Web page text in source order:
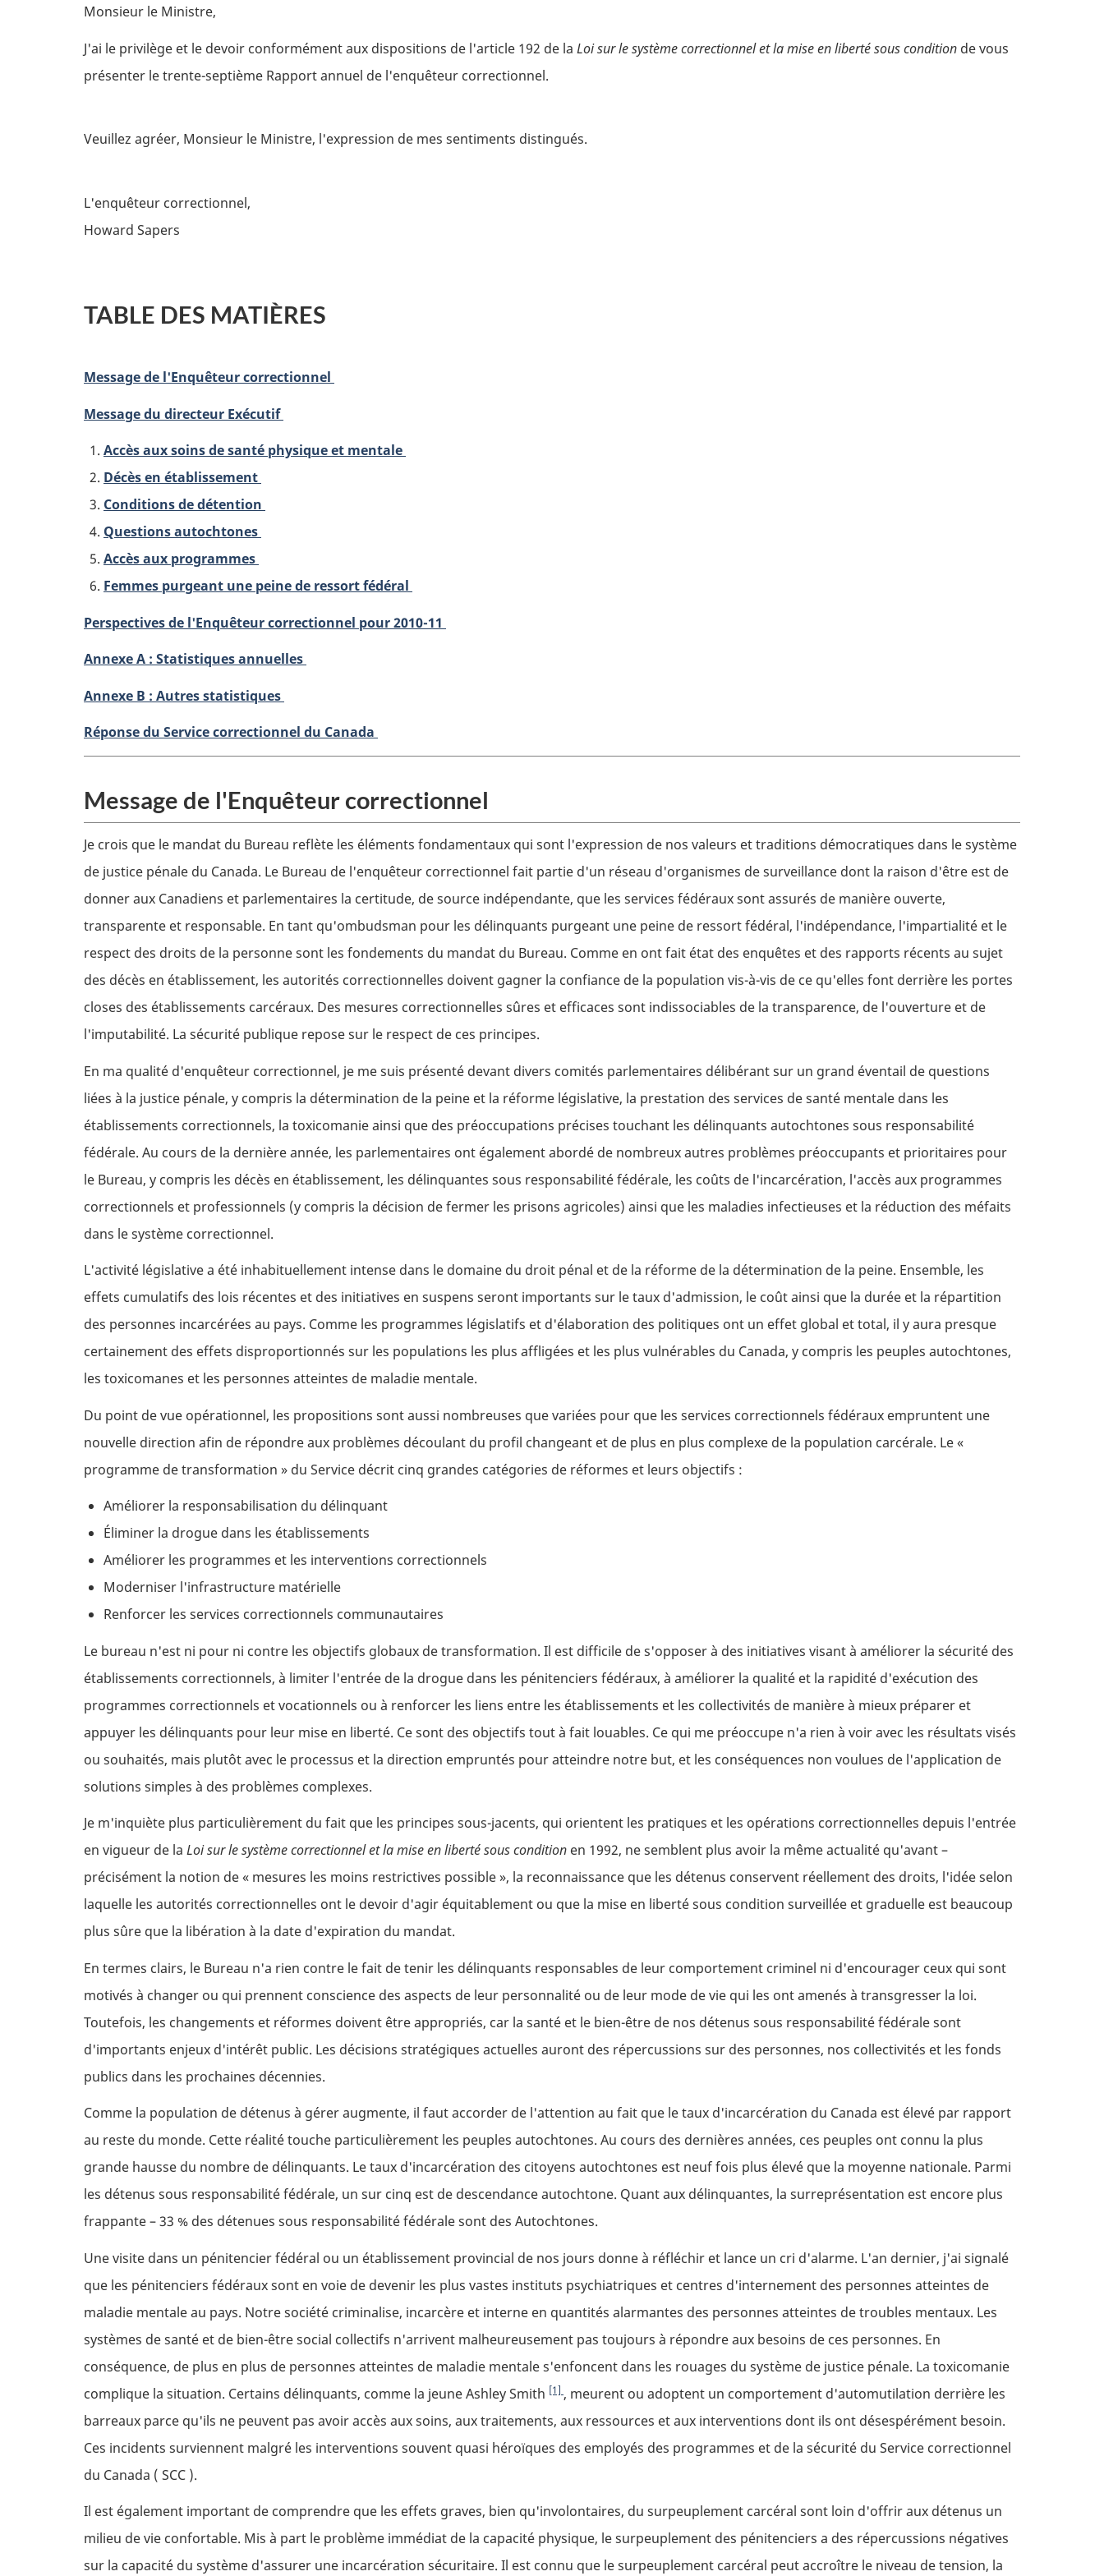
Monsieur le Ministre,
J'ai le privilège et le devoir conformément aux dispositions de l'article 192 de la Loi sur le système correctionnel et la mise en liberté sous condition de vous
présenter le trente-septième Rapport annuel de l'enquêteur correctionnel.
Veuillez agréer, Monsieur le Ministre, l'expression de mes sentiments distingués.
L'enquêteur correctionnel,
Howard Sapers
TABLE DES MATIÈRES
Message de l'Enquêteur correctionnel
Message du directeur Exécutif
Accès aux soins de santé physique et mentale
Décès en établissement
Conditions de détention
Questions autochtones
Accès aux programmes
Femmes purgeant une peine de ressort fédéral
Perspectives de l'Enquêteur correctionnel pour 2010-11
Annexe A : Statistiques annuelles
Annexe B : Autres statistiques
Réponse du Service correctionnel du Canada
Message de l'Enquêteur correctionnel
Je crois que le mandat du Bureau reflète les éléments fondamentaux qui sont l'expression de nos valeurs et traditions démocratiques dans le système
de justice pénale du Canada. Le Bureau de l'enquêteur correctionnel fait partie d'un réseau d'organismes de surveillance dont la raison d'être est de
donner aux Canadiens et parlementaires la certitude, de source indépendante, que les services fédéraux sont assurés de manière ouverte,
transparente et responsable. En tant qu'ombudsman pour les délinquants purgeant une peine de ressort fédéral, l'indépendance, l'impartialité et le
respect des droits de la personne sont les fondements du mandat du Bureau. Comme en ont fait état des enquêtes et des rapports récents au sujet
des décès en établissement, les autorités correctionnelles doivent gagner la confiance de la population vis-à-vis de ce qu'elles font derrière les portes
closes des établissements carcéraux. Des mesures correctionnelles sûres et efficaces sont indissociables de la transparence, de l'ouverture et de
l'imputabilité. La sécurité publique repose sur le respect de ces principes.
En ma qualité d'enquêteur correctionnel, je me suis présenté devant divers comités parlementaires délibérant sur un grand éventail de questions
liées à la justice pénale, y compris la détermination de la peine et la réforme législative, la prestation des services de santé mentale dans les
établissements correctionnels, la toxicomanie ainsi que des préoccupations précises touchant les délinquants autochtones sous responsabilité
fédérale. Au cours de la dernière année, les parlementaires ont également abordé de nombreux autres problèmes préoccupants et prioritaires pour
le Bureau, y compris les décès en établissement, les délinquantes sous responsabilité fédérale, les coûts de l'incarcération, l'accès aux programmes
correctionnels et professionnels (y compris la décision de fermer les prisons agricoles) ainsi que les maladies infectieuses et la réduction des méfaits
dans le système correctionnel.
L'activité législative a été inhabituellement intense dans le domaine du droit pénal et de la réforme de la détermination de la peine. Ensemble, les
effets cumulatifs des lois récentes et des initiatives en suspens seront importants sur le taux d'admission, le coût ainsi que la durée et la répartition
des personnes incarcérées au pays. Comme les programmes législatifs et d'élaboration des politiques ont un effet global et total, il y aura presque
certainement des effets disproportionnés sur les populations les plus affligées et les plus vulnérables du Canada, y compris les peuples autochtones,
les toxicomanes et les personnes atteintes de maladie mentale.
Du point de vue opérationnel, les propositions sont aussi nombreuses que variées pour que les services correctionnels fédéraux empruntent une
nouvelle direction afin de répondre aux problèmes découlant du profil changeant et de plus en plus complexe de la population carcérale. Le «
programme de transformation » du Service décrit cinq grandes catégories de réformes et leurs objectifs :
Améliorer la responsabilisation du délinquant
Éliminer la drogue dans les établissements
Améliorer les programmes et les interventions correctionnels
Moderniser l'infrastructure matérielle
Renforcer les services correctionnels communautaires
Le bureau n'est ni pour ni contre les objectifs globaux de transformation. Il est difficile de s'opposer à des initiatives visant à améliorer la sécurité des
établissements correctionnels, à limiter l'entrée de la drogue dans les pénitenciers fédéraux, à améliorer la qualité et la rapidité d'exécution des
programmes correctionnels et vocationnels ou à renforcer les liens entre les établissements et les collectivités de manière à mieux préparer et
appuyer les délinquants pour leur mise en liberté. Ce sont des objectifs tout à fait louables. Ce qui me préoccupe n'a rien à voir avec les résultats visés
ou souhaités, mais plutôt avec le processus et la direction empruntés pour atteindre notre but, et les conséquences non voulues de l'application de
solutions simples à des problèmes complexes.
Je m'inquiète plus particulièrement du fait que les principes sous-jacents, qui orientent les pratiques et les opérations correctionnelles depuis l'entrée
en vigueur de la Loi sur le système correctionnel et la mise en liberté sous condition en 1992, ne semblent plus avoir la même actualité qu'avant –
précisément la notion de « mesures les moins restrictives possible », la reconnaissance que les détenus conservent réellement des droits, l'idée selon
laquelle les autorités correctionnelles ont le devoir d'agir équitablement ou que la mise en liberté sous condition surveillée et graduelle est beaucoup
plus sûre que la libération à la date d'expiration du mandat.
En termes clairs, le Bureau n'a rien contre le fait de tenir les délinquants responsables de leur comportement criminel ni d'encourager ceux qui sont
motivés à changer ou qui prennent conscience des aspects de leur personnalité ou de leur mode de vie qui les ont amenés à transgresser la loi.
Toutefois, les changements et réformes doivent être appropriés, car la santé et le bien-être de nos détenus sous responsabilité fédérale sont
d'importants enjeux d'intérêt public. Les décisions stratégiques actuelles auront des répercussions sur des personnes, nos collectivités et les fonds
publics dans les prochaines décennies.
Comme la population de détenus à gérer augmente, il faut accorder de l'attention au fait que le taux d'incarcération du Canada est élevé par rapport
au reste du monde. Cette réalité touche particulièrement les peuples autochtones. Au cours des dernières années, ces peuples ont connu la plus
grande hausse du nombre de délinquants. Le taux d'incarcération des citoyens autochtones est neuf fois plus élevé que la moyenne nationale. Parmi
les détenus sous responsabilité fédérale, un sur cinq est de descendance autochtone. Quant aux délinquantes, la surreprésentation est encore plus
frappante – 33 % des détenues sous responsabilité fédérale sont des Autochtones.
Une visite dans un pénitencier fédéral ou un établissement provincial de nos jours donne à réfléchir et lance un cri d'alarme. L'an dernier, j'ai signalé
que les pénitenciers fédéraux sont en voie de devenir les plus vastes instituts psychiatriques et centres d'internement des personnes atteintes de
maladie mentale au pays. Notre société criminalise, incarcère et interne en quantités alarmantes des personnes atteintes de troubles mentaux. Les
systèmes de santé et de bien-être social collectifs n'arrivent malheureusement pas toujours à répondre aux besoins de ces personnes. En
conséquence, de plus en plus de personnes atteintes de maladie mentale s'enfoncent dans les rouages du système de justice pénale. La toxicomanie
complique la situation. Certains délinquants, comme la jeune Ashley Smith [1] , meurent ou adoptent un comportement d'automutilation derrière les
barreaux parce qu'ils ne peuvent pas avoir accès aux soins, aux traitements, aux ressources et aux interventions dont ils ont désespérément besoin.
Ces incidents surviennent malgré les interventions souvent quasi héroïques des employés des programmes et de la sécurité du Service correctionnel
du Canada ( SCC ).
Il est également important de comprendre que les effets graves, bien qu'involontaires, du surpeuplement carcéral sont loin d'offrir aux détenus un
milieu de vie confortable. Mis à part le problème immédiat de la capacité physique, le surpeuplement des pénitenciers a des répercussions négatives
sur la capacité du système d'assurer une incarcération sécuritaire. Il est connu que le surpeuplement carcéral peut accroître le niveau de tension, la